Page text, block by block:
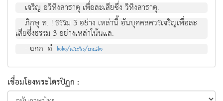
เจริญ อวิหิงสาธาตุ เพื่อละเสียซึ่ง วิหิงสาธาตุ.
ภิกษุ ท. ! ธรรม 3 อย่าง เหล่านี้ อันบุคคลควรเจริญเพื่อละ
เสียซึ่งธรรม 3 อย่างเหล่าโน้นแล.
- ฉกฺก. อํ.๒๒/๔๙๖/๓๘๒.
เชื่อมโยงพระไตรปิฏก :